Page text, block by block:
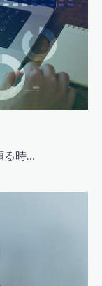
る時…